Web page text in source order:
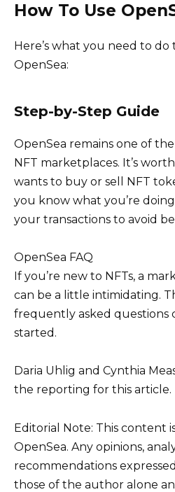
How To Use
Here’s what you need to do
OpenSea:
Step-by-Step Guide
OpenSea remains one of
NFT marketplaces. It’s
wants to buy or sell NFT
you know what you’re
your transactions to avoid
OpenSea FAQ
If you’re new to NFTs, a
can be a little intimidating.
frequently asked questions
started.
Daria Uhlig and Cynthia
the reporting for this article.
Editorial Note: This content
OpenSea. Any opinions,
recommendations
those of the author alone